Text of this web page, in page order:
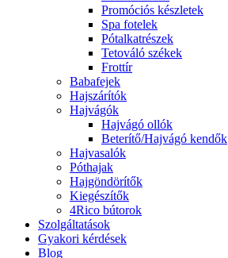
Promóciós készletek
Spa fotelek
Pótalkatrészek
Tetováló székek
Frottír
Babafejek
Hajszárítók
Hajvágók
Hajvágó ollók
Beterítő/Hajvágó kendők
Hajvasalók
Póthajak
Hajgöndörítők
Kiegészítők
4Rico bútorok
Szolgáltatások
Gyakori kérdések
Blog